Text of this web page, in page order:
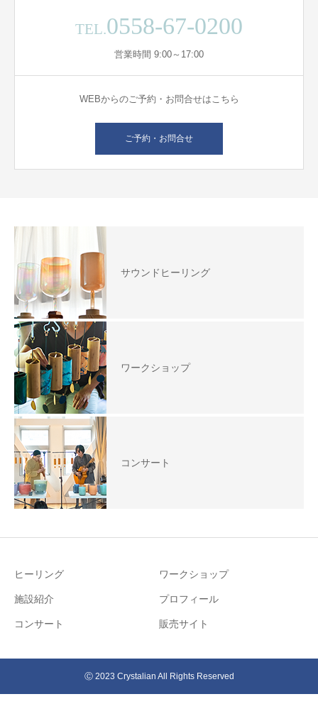
TEL.0558-67-0200
営業時間 9:00～17:00
WEBからのご予約・お問合せはこちら
ご予約・お問合せ
サウンドヒーリング
ワークショップ
コンサート
ヒーリング ワークショップ
施設紹介 プロフィール
コンサート 販売サイト
Ⓒ 2023 Crystalian All Rights Reserved